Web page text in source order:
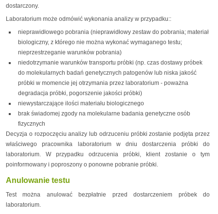
dostarczony.
Laboratorium może odmówić wykonania analizy w przypadku::
nieprawidłowego pobrania (nieprawidłowy zestaw do pobrania; materiał
biologiczny, z którego nie można wykonać wymaganego testu;
nieprzestrzeganie warunków pobrania)
niedotrzymanie warunków transportu próbki (np. czas dostawy próbek
do molekularnych badań genetycznych patogenów lub niska jakość
próbki w momencie jej otrzymania przez laboratorium - poważna
degradacja próbki, pogorszenie jakości próbki)
niewystarczające ilości materiału biologicznego
brak świadomej zgody na molekularne badania genetyczne osób
fizycznych
Decyzja o rozpoczęciu analizy lub odrzuceniu próbki zostanie podjęta przez
właściwego pracownika laboratorium w dniu dostarczenia próbki do
laboratorium. W przypadku odrzucenia próbki, klient zostanie o tym
poinformowany i poproszony o ponowne pobranie próbki.
Anulowanie testu
Test można anulować bezpłatnie przed dostarczeniem próbek do
laboratorium.